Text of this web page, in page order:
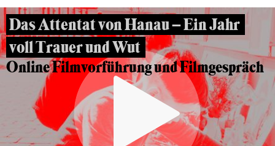
Das Attentat von Hanau – Ein Jahr
voll Trauer und Wut
Online Filmvorführung und Filmgespräch